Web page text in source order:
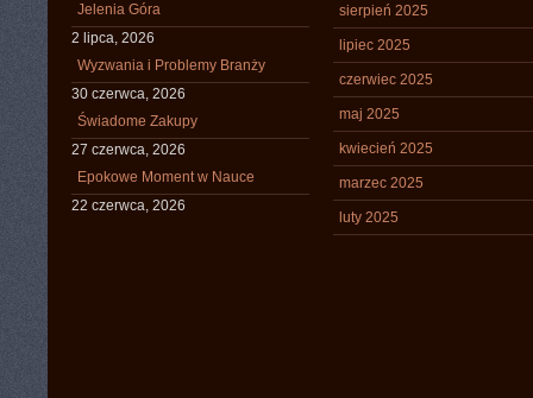
Jelenia Góra
2 lipca, 2026
Wyzwania i Problemy Branży
30 czerwca, 2026
Świadome Zakupy
27 czerwca, 2026
Epokowe Moment w Nauce
22 czerwca, 2026
sierpień 2025
lipiec 2025
czerwiec 2025
maj 2025
kwiecień 2025
marzec 2025
luty 2025